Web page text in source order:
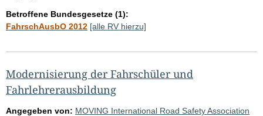
Betroffene Bundesgesetze (1):
FahrschAusbO 2012 [alle RV hierzu]
Modernisierung der Fahrschüler und
Fahrlehrerausbildung
Angegeben von: MOVING International Road Safety Association